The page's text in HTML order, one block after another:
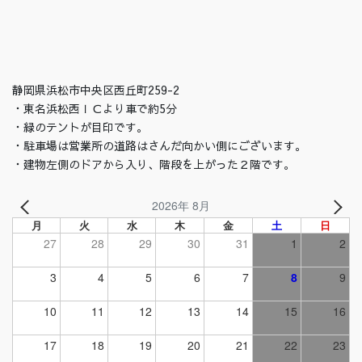
静岡県浜松市中央区西丘町259-2
・東名浜松西ＩＣより車で約5分
・緑のテントが目印です。
・駐車場は営業所の道路はさんだ向かい側にございます。
・建物左側のドアから入り、階段を上がった２階です。
2026年 8月
月 火 水 木 金 土 日
27 28 29 30 31 1 2
3 4 5 6 7 8 9
10 11 12 13 14 15 16
17 18 19 20 21 22 23